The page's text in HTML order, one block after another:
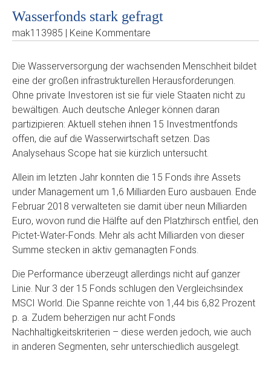
Wasserfonds stark gefragt
mak113985 | Keine Kommentare
Die Wasserversorgung der wachsenden Menschheit bildet
eine der großen infrastrukturellen Herausforderungen.
Ohne private Investoren ist sie für viele Staaten nicht zu
bewältigen. Auch deutsche Anleger können daran
partizipieren: Aktuell stehen ihnen 15 Investmentfonds
offen, die auf die Wasserwirtschaft setzen. Das
Analysehaus Scope hat sie kürzlich untersucht.
Allein im letzten Jahr konnten die 15 Fonds ihre Assets
under Management um 1,6 Milliarden Euro ausbauen. Ende
Februar 2018 verwalteten sie damit über neun Milliarden
Euro, wovon rund die Hälfte auf den Platzhirsch entfiel, den
Pictet-Water-Fonds. Mehr als acht Milliarden von dieser
Summe stecken in aktiv gemanagten Fonds.
Die Performance überzeugt allerdings nicht auf ganzer
Linie. Nur 3 der 15 Fonds schlugen den Vergleichsindex
MSCI World. Die Spanne reichte von 1,44 bis 6,82 Prozent
p. a. Zudem beherzigen nur acht Fonds
Nachhaltigkeitskriterien – diese werden jedoch, wie auch
in anderen Segmenten, sehr unterschiedlich ausgelegt.